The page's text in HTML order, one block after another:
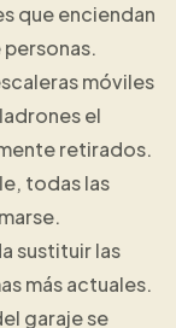
que enciendan
móviles
el
retirados.
todas las
sustituir las
más actuales.
garaje se